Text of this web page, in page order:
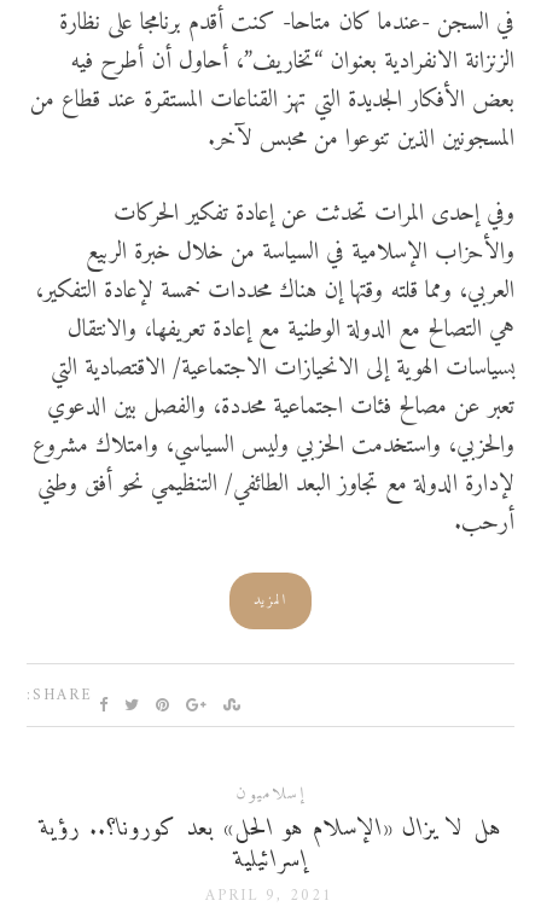
في السجن -عندما كان متاحا- كنت أقدم برنامجا على نظارة
الزنزانة الانفرادية بعنوان “تخاريف”، أحاول أن أطرح فيه
بعض الأفكار الجديدة التي تهز القناعات المستقرة عند قطاع من
المسجونين الذين تنوعوا من محبس لآخر.
وفي إحدى المرات تحدثت عن إعادة تفكير الحركات
والأحزاب الإسلامية في السياسة من خلال خبرة الربيع
العربي، ومما قلته وقتها إن هناك محددات خمسة لإعادة التفكير،
هي التصالح مع الدولة الوطنية مع إعادة تعريفها، والانتقال
بسياسات الهوية إلى الانحيازات الاجتماعية/ الاقتصادية التي
تعبر عن مصالح فئات اجتماعية محددة، والفصل بين الدعوي
والحزبي، واستخدمت الحزبي وليس السياسي، وامتلاك مشروع
لإدارة الدولة مع تجاوز البعد الطائفي/ التنظيمي نحو أفق وطني
أرحب.
المزيد
SHARE:
إسلاميون
هل لا يزال «الإسلام هو الحل» بعد كورونا؟.. رؤية
إسرائيلية
APRIL 9, 2021